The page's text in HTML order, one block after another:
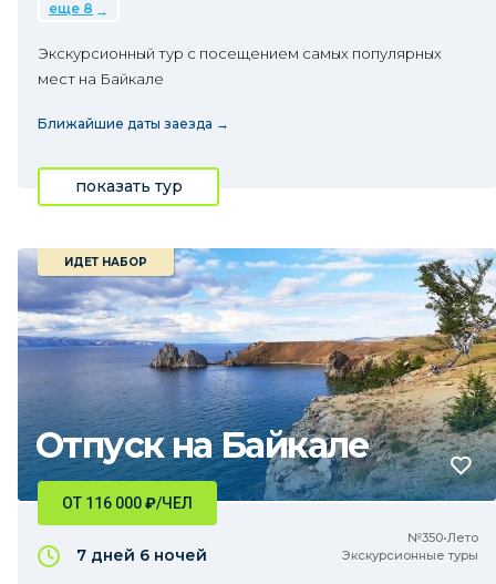
еще 8
Экскурсионный тур с посещением самых популярных
мест на Байкале
Ближайшие даты заезда →
показать тур
Отпуск на Байкале
ИДЕТ НАБОР
№350•Лето
Экскурсионные туры
ОТ 116 000₽/ЧЕЛ
7 дней 6 ночей